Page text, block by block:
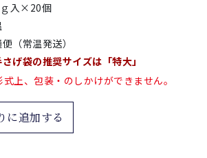
入×20個
（常温発送）
げ袋の推奨サイズは「特大」
上、包装・のしかけができません。
に追加する